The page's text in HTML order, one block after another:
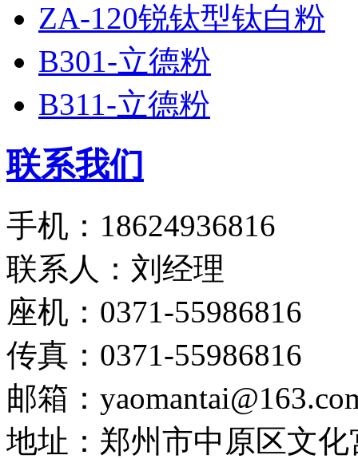
ZA-120锐钛型钛白粉
B301-立德粉
B311-立德粉
联系我们
手机：18624936816
联系人：刘经理
座机：0371-55986816
传真：0371-55986816
邮箱：
地址：郑州市中原区文化